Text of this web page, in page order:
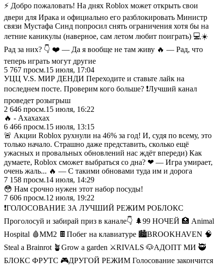
⚡️ Добро пожаловать! На днях Roblox может открыть свои
двери для Ирака и официально его разблокировать Министр
связи Мустафа Синд попросил снять ограничения хотя бы на
летние каникулы (наверное, сам летом любит поиграть) 💻☀️
Рад за них? 👇 ❤️ — Да я вообще не там живу 🔥 — Рад, что
теперь играть могут другие
5 767 просм.15 июля, 17:04
УЦЦ V.S. МИР ДЕНДИ Переходите и ставьте лайк на
последнем посте. Проверим кого больше? ❗️Лучший канал
проведет розыгрыш
2 646 просм.15 июля, 16:22
🔥 - Ахахахах
6 466 просм.15 июля, 13:15
🚨 Акции Roblox рухнули на 46% за год! И, судя по всему, это
только начало. Страшно даже представить, сколько ещё
ужасных и провальных обновлений нас ждёт впереди) Как
думаете, Roblox сможет выбраться со дна? ❤ — Игра умирает,
очень жаль... 🔥 — С такими обновами туда им и дорога
7 158 просм.14 июля, 14:29
😳 Нам срочно нужен этот набор посуды!
7 606 просм.12 июля, 19:22
❗️ГОЛОСОВАНИЕ ЗА ЛУЧШИЙ РЕЖИМ РОБЛОКС
Проголосуй и забирай приз в канале👇 🌲99 НОЧЕЙ 🏥 Animal
Hospital 🩸ММ2 🍫Побег на клавиатуре 🏙️BROOKHAVEN 🧠
Steal a Brainrot 🪴Grow a garden ⚔️RIVALS 🐶АДОПТ МИ 🥷
БЛОКС ФРУТС 🎮ДРУГОЙ РЕЖИМ Голосование закончится